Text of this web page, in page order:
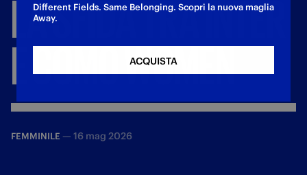
LASFIDATRAINTER
E COMOWOMEN
FEMMINILE — 16 mag 2026
Different Fields. Same Belonging. Scopri la nuova maglia
Away.
ACQUISTA